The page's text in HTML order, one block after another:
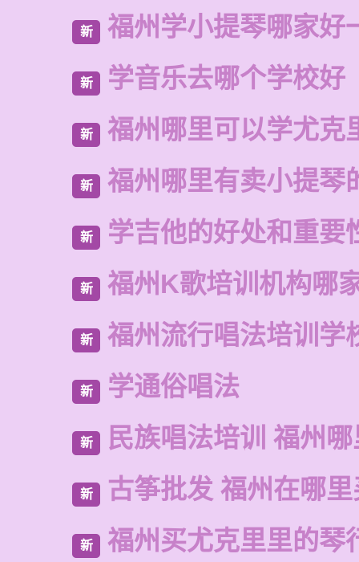
新 福州学小提琴哪家好
新 学音乐去哪个学校好
新 福州哪里可以学尤克
新 福州哪里有卖小提琴
新 学吉他的好处和重要
新 福州K歌培训机构哪
新 福州流行唱法培训学
新 学通俗唱法
新 民族唱法培训 福州
新 古筝批发 福州在哪
新 福州买尤克里里的琴